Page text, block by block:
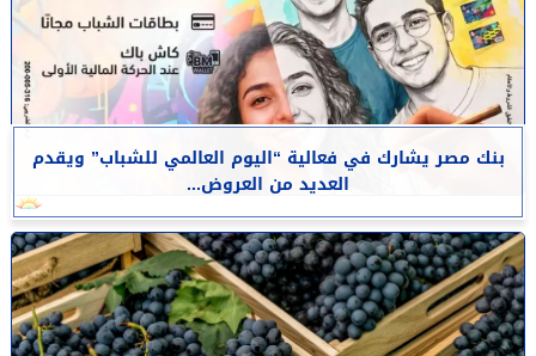
بنك مصر يشارك في فعالية “اليوم العالمي للشباب” ويقدم
العديد من العروض...